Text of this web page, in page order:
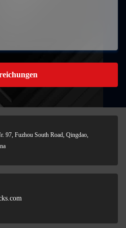
97, Fuzhou South Road, Qingdao,